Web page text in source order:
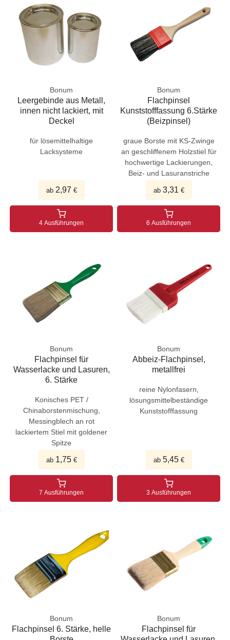
Bonum
Leergebinde aus Metall,
innen nicht lackiert, mit
Deckel
für lösemittelhaltige
Lacksysteme
ab 2,97 €
4 Ausführungen
Bonum
Flachpinsel
Kunststofffassung 6.Stärke
(Beizpinsel)
graue Borste mit KS-Zwinge
an geschliffenem Holzstiel für
hochwertige Lackierungen,
Beiz- und Lasuranstriche
ab 3,31€
6 Ausführungen
Bonum
Flachpinsel für
Wasserlacke und Lasuren,
6. Stärke
Konisches PET /
Chinaborstenmischung,
Messingblech an rot
lackiertem Stiel mit goldener
Spitze
ab 1,75€
7 Ausführungen
Bonum
Abbeiz-Flachpinsel,
metallfrei
reine Nylonfasern,
lösungsmittelbeständige
Kunststofffassung
ab 5,45€
3 Ausführungen
Bonum
Flachpinsel 6. Stärke, helle
Bonum
Flachpinsel für